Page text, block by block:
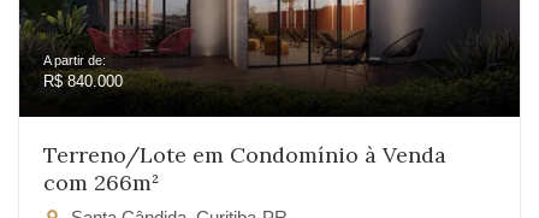
A partir de:
R$ 840.000
Terreno/Lote em Condomínio à Venda
com 266m²